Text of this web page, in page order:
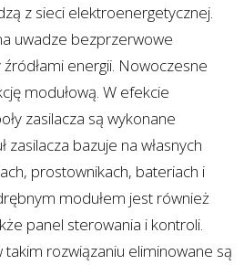
z sieci elektroenergetycznej.
uwadze bezprzerwowe
energii. Nowoczesne
modułową. W efekcie
zasilacza są wykonane
zasilacza bazuje na własnych
prostownikach, bateriach i
modułem jest również
panel sterowania i kontroli.
rozwiązaniu eliminowane są